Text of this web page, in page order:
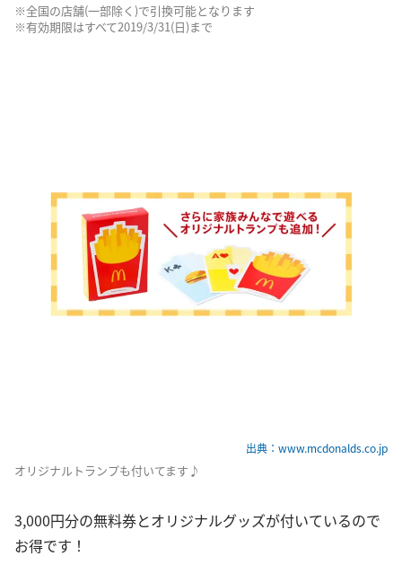
※全国の店舗(一部除く)で引換可能となります
※有効期限はすべて2019/3/31(日)まで
出典：www.mcdonalds.co.jp
オリジナルトランプも付いてます♪
3,000円分の無料券とオリジナルグッズが付いているので
お得です！